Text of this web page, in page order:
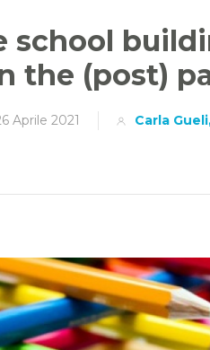
school
the (post)
Aprile 2021 Carla